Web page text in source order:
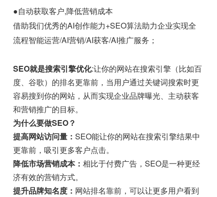
●自动获取客户,降低营销成本
借助我们优秀的AI创作能力+SEO算法助力企业实现全
流程智能运营/AI营销/AI获客/AI推广服务；
SEO就是搜索引擎优化:让你的网站在搜索引擎（比如百
度、谷歌）的排名更靠前，当用户通过关键词搜索时更
容易搜到你的网站，从而实现企业品牌曝光、主动获客
和营销推广的目标。
为什么要做SEO？
提高网站访问量：SEO能让你的网站在搜索引擎结果中
更靠前，吸引更多客户点击。
降低市场营销成本：相比于付费广告，SEO是一种更经
济有效的营销方式。
提升品牌知名度： 网站排名靠前，可以让更多用户看到